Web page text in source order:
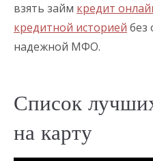
взять займ кредит
кредитной историей без
надежной МФО.
Список
на карту